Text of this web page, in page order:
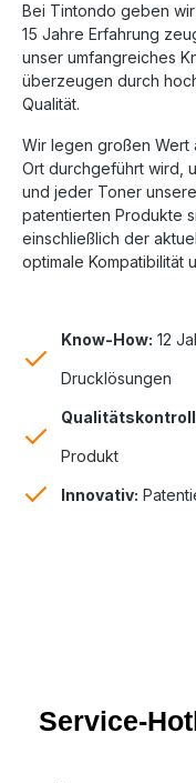
Bei Tintondo geben
15 Jahre Erfahrung
unser umfangreiches
überzeugen durch
Qualität.
Wir legen großen Wert
Ort durchgeführt wird,
und jeder Toner
patentierten Produkte
einschließlich der
optimale Kompatibilität
Know-How: 12
Drucklösungen
Produkt
Innovativ:
Service-